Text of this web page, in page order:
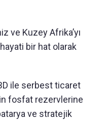
ve Kuzey Afrika’yı
bir hat olarak
ile serbest ticaret
fosfat rezervlerine
ve stratejik